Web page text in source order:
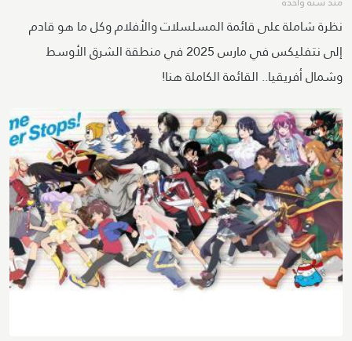
نظرة شاملة على قائمة المسلسلات والأفلام وكل ما هو قادم
إلى نتفليكس في مارس 2025 في منطقة الشرق الأوسط
وشمال أفريقيا.. القائمة الكاملة هنا!